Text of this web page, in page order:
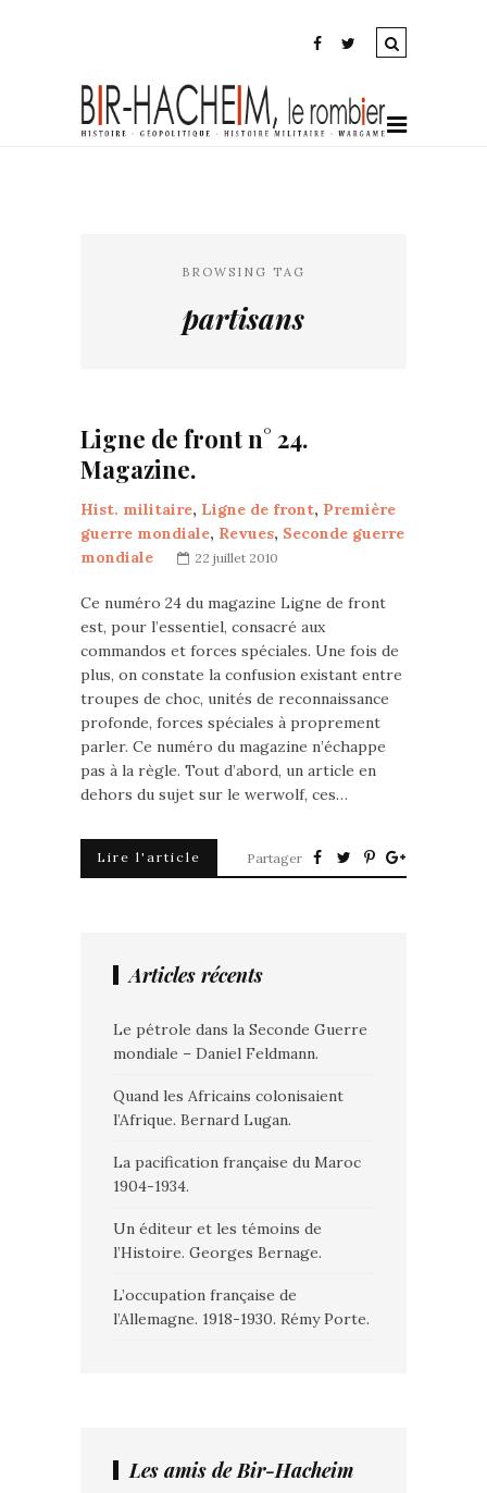
BROWSING TAG
partisans
Ligne de front n° 24.
Magazine.
Hist. militaire, Ligne de front, Première
guerre mondiale, Revues, Seconde guerre
mondiale
22 juillet 2010
Ce numéro 24 du magazine Ligne de front
est, pour l’essentiel, consacré aux
commandos et forces spéciales. Une fois de
plus, on constate la confusion existant entre
troupes de choc, unités de reconnaissance
profonde, forces spéciales à proprement
parler. Ce numéro du magazine n’échappe
pas à la règle. Tout d’abord, un article en
dehors du sujet sur le werwolf, ces…
Lire l'article Partager
Articles récents
Le pétrole dans la Seconde Guerre
mondiale – Daniel Feldmann.
Quand les Africains colonisaient
l’Afrique. Bernard Lugan.
La pacification française du Maroc
1904-1934.
Un éditeur et les témoins de
l’Histoire. Georges Bernage.
L’occupation française de
l’Allemagne. 1918-1930. Rémy Porte.
Les amis de Bir-Hacheim